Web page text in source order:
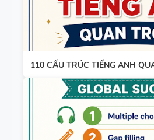
110 CẤU TRÚC TIẾNG ANH